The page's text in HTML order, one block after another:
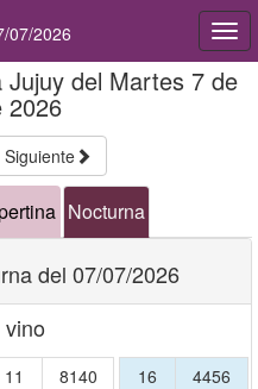
07/2026
Jujuy del Martes 7 de
2026
Siguiente
Nocturna
del 07/07/2026
11
8140
16
4456